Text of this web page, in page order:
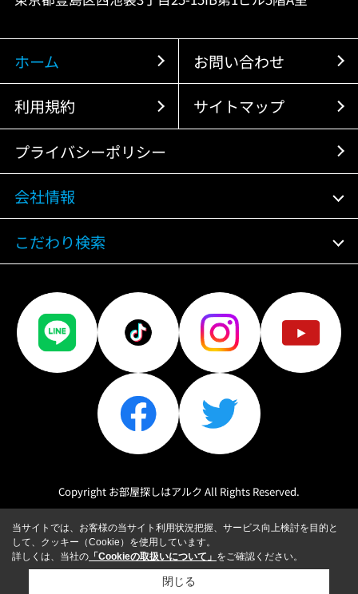
ホーム お問い合わせ
利用規約 サイトマップ
プライバシーポリシー
会社情報
こだわり検索
Copyright お部屋探しはアルク All Rights Reserved.
当サイトでは、お客様の当サイト利用状況把握、サービス向上検討を目的と
して、クッキー（Cookie）を使用しています。
詳しくは、当社の 「Cookieの取扱いについて」 をご確認ください。
閉じる